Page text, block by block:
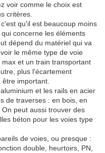
voir comme le choix est
critères.
qu'il est beaucoup moins
concerne les éléments
dépend du matériel qui va
le même type de voie
et un train transportant
plus l'écartement
important.
et les rails en acier
de traverses : en bois, en
peut aussi trouver des
béton pour les voies type
de voies, ou presque :
double, heurtoirs, PN,